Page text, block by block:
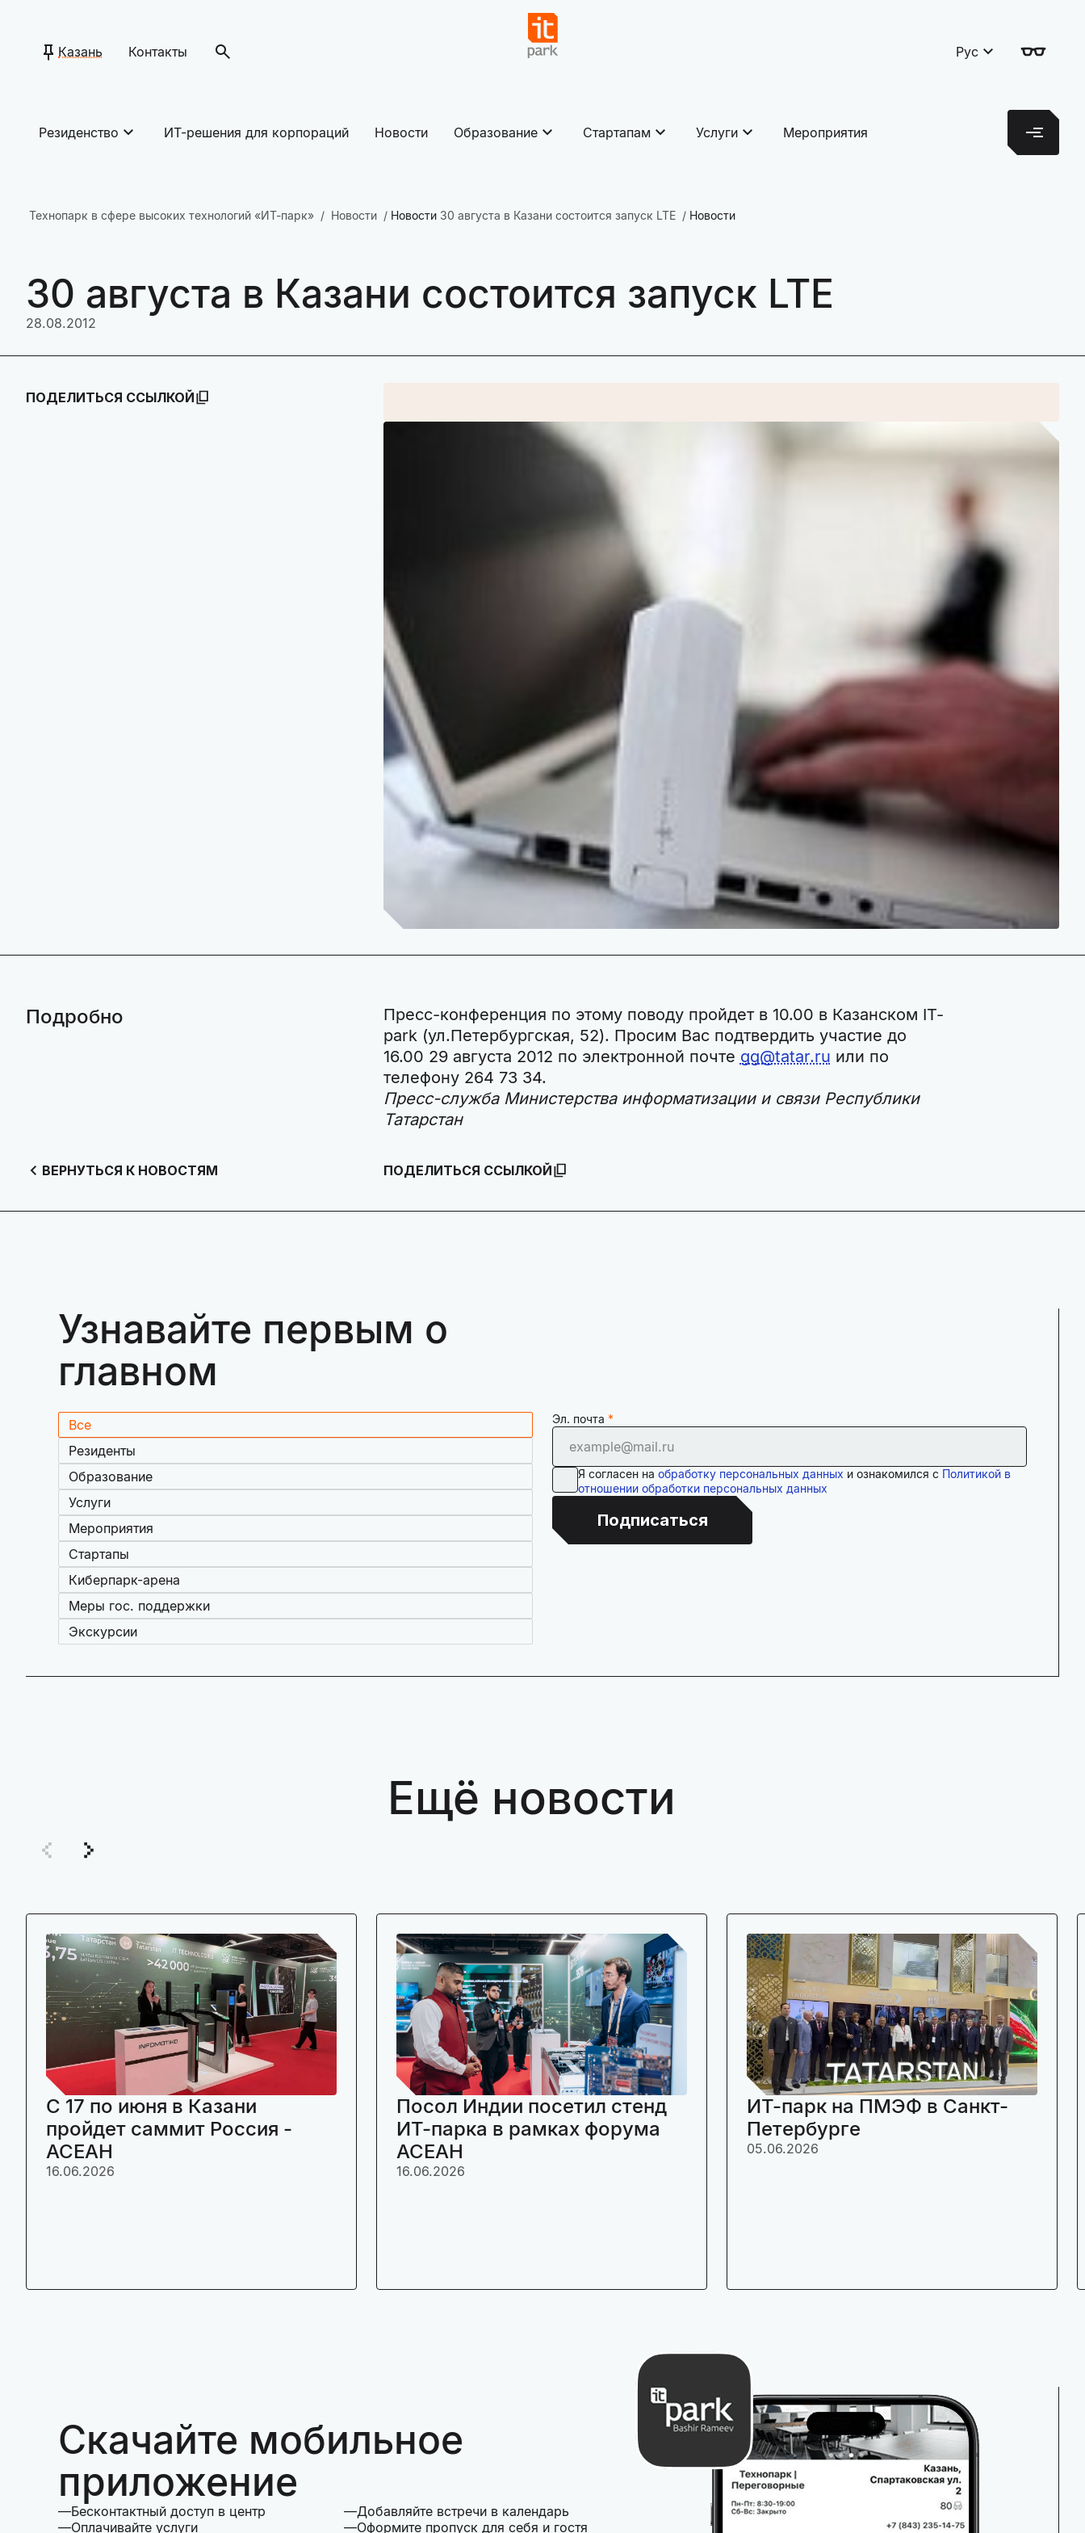
Казань Контакты Рус
Резиденство ИТ-решения для корпораций Новости Образование Стартапам Услуги Мероприятия
Технопарк в сфере высоких технологий «ИТ-парк» Новости Новости 30 августа в Казани состоится запуск LTE Новости
30 августа в Казани состоится запуск LTE
28.08.2012
ПОДЕЛИТЬСЯ ССЫЛКОЙ
Подробно
Пресс-конференция по этому поводу пройдет в 10.00 в Казанском IT-
park (ул.Петербургская, 52). Просим Вас подтвердить участие до
16.00 29 августа 2012 по электронной почте gg@tatar.ru или по
телефону 264 73 34.
Пресс-служба Министерства информатизации и связи Республики
Татарстан
ВЕРНУТЬСЯ К НОВОСТЯМ ПОДЕЛИТЬСЯ ССЫЛКОЙ
Узнавайте первым о
главном
Все
Резиденты
Образование
Услуги
Мероприятия
Стартапы
Киберпарк-арена
Меры гос. поддержки
Экскурсии
Эл. почта
Я согласен на обработку персональных данных и ознакомился с Политикой в
отношении обработки персональных данных
Подписаться
Ещё новости
C 17 по июня в Казани
пройдет саммит Россия -
АСЕАН
16.06.2026
Посол Индии посетил стенд
ИТ-парка в рамках форума
АСЕАН
16.06.2026
ИТ-парк на ПМЭФ в Санкт-
Петербурге
05.06.2026
Скачайте мобильное
приложение
Бесконтактный доступ в центр
Оплачивайте услуги
Добавляйте встречи в календарь
Оформите пропуск для себя и гостя